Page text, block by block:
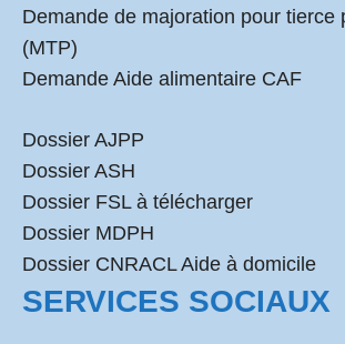
Demande de majoration pour tierce
(MTP)
Demande Aide alimentaire CAF
Dossier AJPP
Dossier ASH
Dossier FSL à télécharger
Dossier MDPH
Dossier CNRACL Aide à domicile
SERVICES SOCIAUX